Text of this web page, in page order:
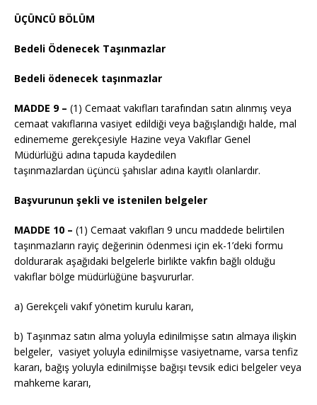
ÜÇÜNCÜ BÖLÜM
Bedeli Ödenecek Taşınmazlar
Bedeli ödenecek taşınmazlar
MADDE 9 – (1) Cemaat vakıfları tarafından satın alınmış veya
cemaat vakıflarına vasiyet edildiği veya bağışlandığı halde, mal
edinememe gerekçesiyle Hazine veya Vakıflar Genel
Müdürlüğü adına tapuda kaydedilen
taşınmazlardan üçüncü şahıslar adına kayıtlı olanlardır.
Başvurunun şekli ve istenilen belgeler
MADDE 10 – (1) Cemaat vakıfları 9 uncu maddede belirtilen
taşınmazların rayiç değerinin ödenmesi için ek-1’deki formu
doldurarak aşağıdaki belgelerle birlikte vakfın bağlı olduğu
vakıflar bölge müdürlüğüne başvururlar.
a) Gerekçeli vakıf yönetim kurulu kararı,
b) Taşınmaz satın alma yoluyla edinilmişse satın almaya ilişkin
belgeler, vasiyet yoluyla edinilmişse vasiyetname, varsa tenfiz
kararı, bağış yoluyla edinilmişse bağışı tevsik edici belgeler veya
mahkeme kararı,